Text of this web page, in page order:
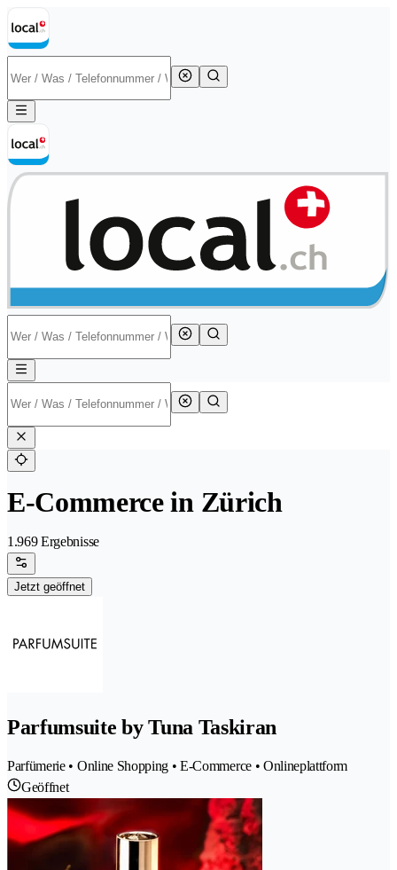
E-Commerce in Zürich
1.969 Ergebnisse
Jetzt geöffnet
Parfumsuite by Tuna Taskiran
Parfümerie • Online Shopping • E-Commerce • Onlineplattform
Geöffnet